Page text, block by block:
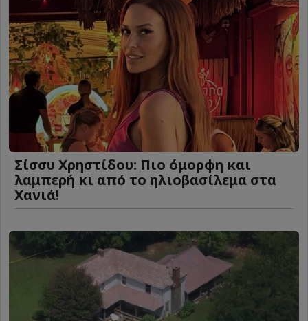
Σίσσυ Χρηστίδου: Πιο όμορφη και
λαμπερή κι από το ηλιοβασίλεμα στα
Χανιά!